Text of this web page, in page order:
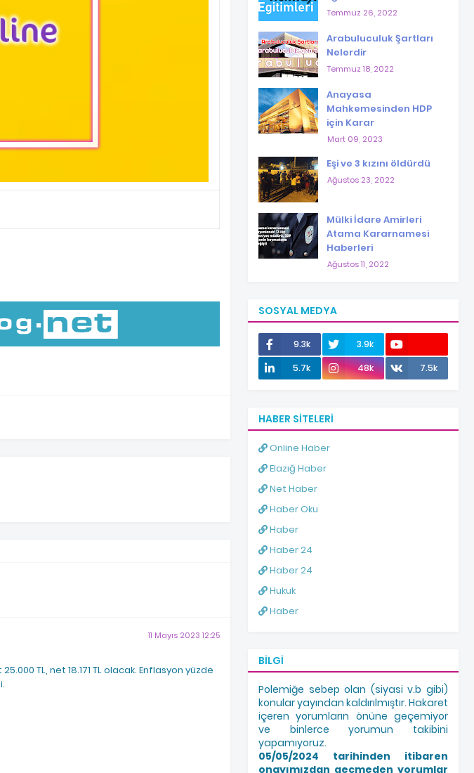
11 Mayıs 2023 12:25
TL, net 18.171 TL olacak. Enflasyon yüzde
Temmuz 26, 2022
Arabuluculuk Şartları
Nelerdir
Temmuz 18, 2022
Anayasa
Mahkemesinden HDP
için Karar
Mart 09, 2023
Eşi ve 3 kızını öldürdü
Ağustos 23, 2022
Mülki İdare Amirleri
Atama Kararnamesi
Haberleri
Ağustos 11, 2022
SOSYAL MEDYA
9.3k
3.9k
12.0k
5.7k 48k 7.5k
HABER SITELERI
Online Haber
Elazığ Haber
Net Haber
Haber Oku
Haber
Haber 24
Haber 24
Hukuk
Haber
BILGI
Polemiğe sebep olan (siyasi v.b gibi)
konular yayından kaldırılmıştır. Hakaret
içeren yorumların önüne geçemiyor
ve binlerce yorumun takibini
yapamıyoruz.
05/05/2024 tarihinden itibaren
onayımızdan geçmeden yorumlar